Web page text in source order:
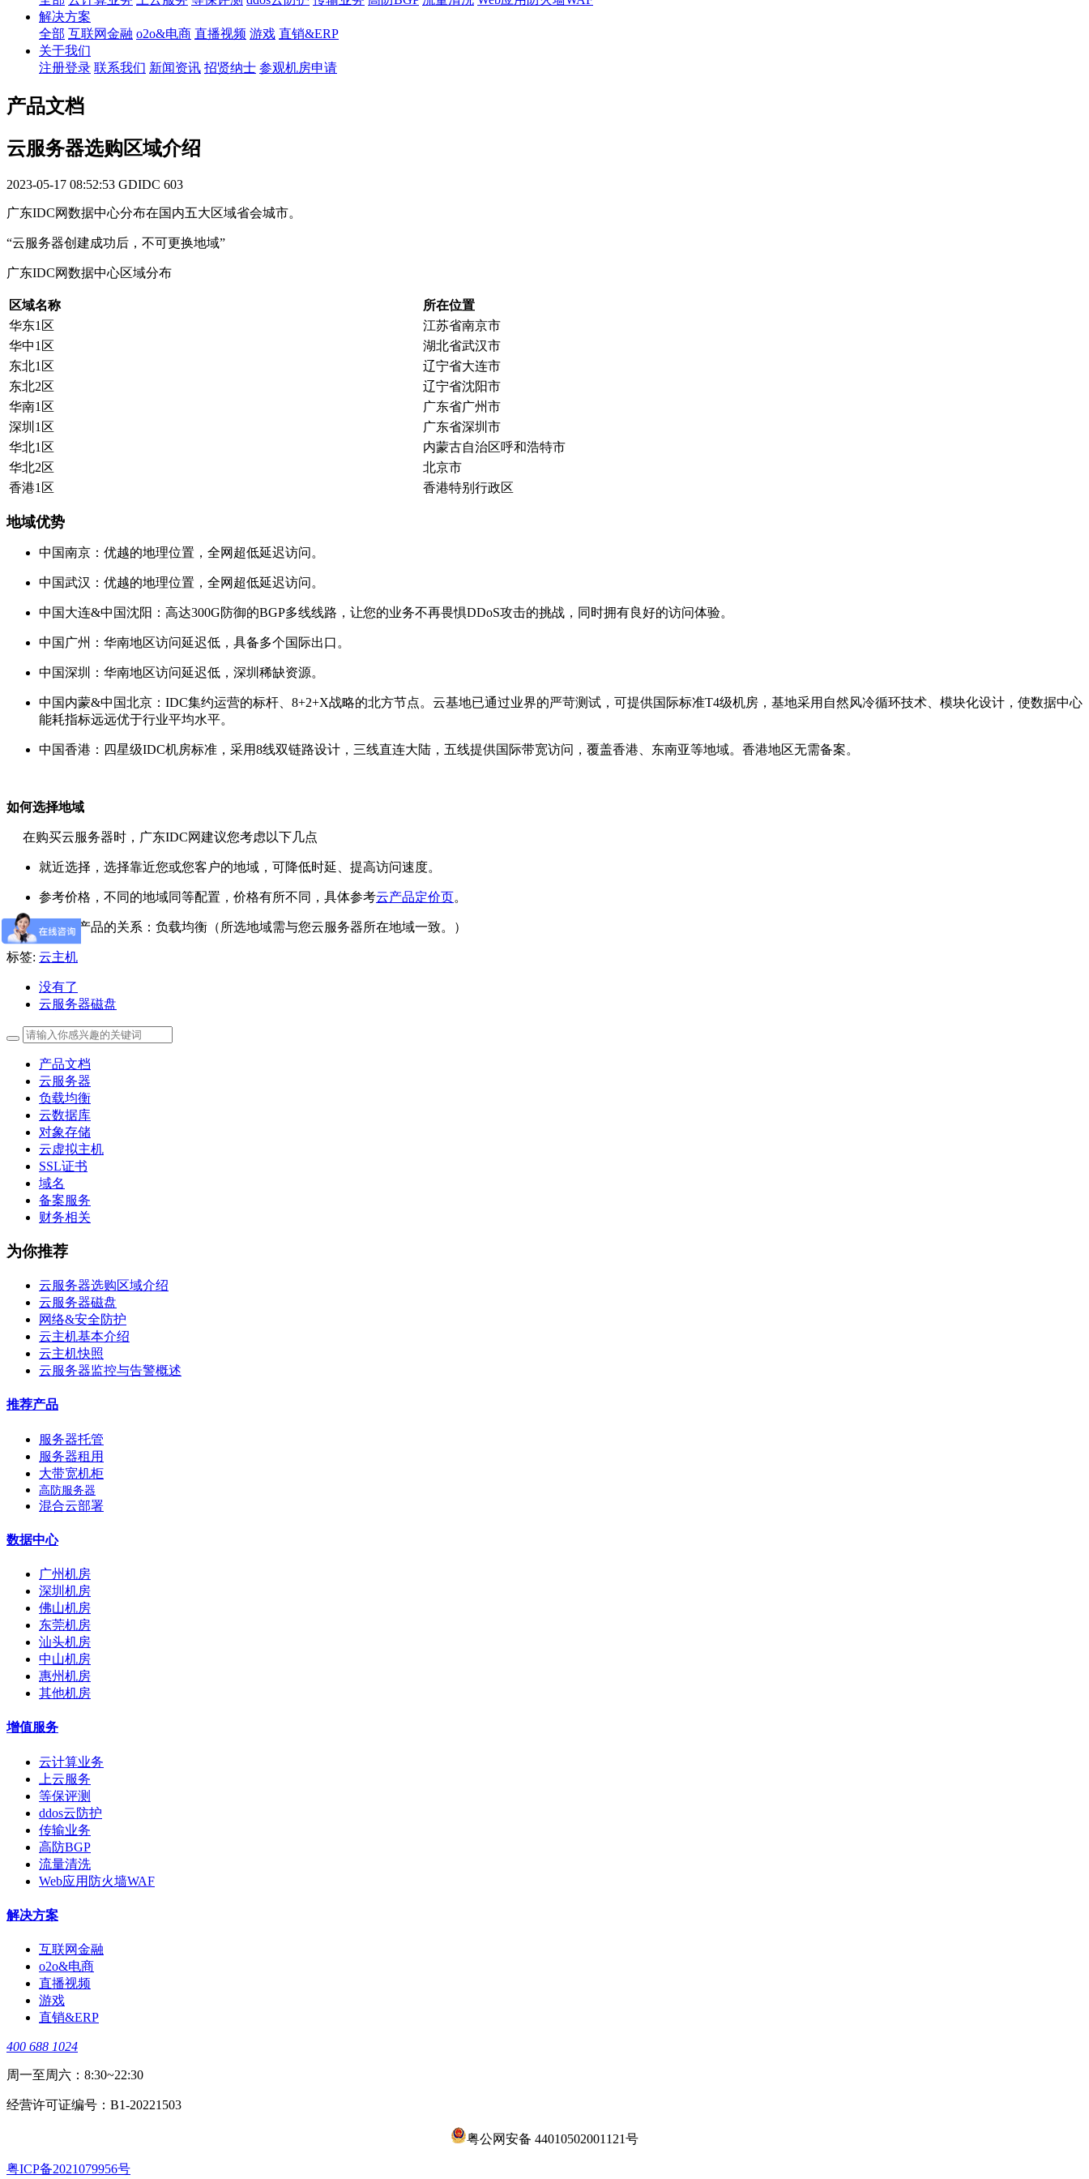
解决方案
全部 互联网金融 o2o&电商 直播视频 游戏 直销&ERP
关于我们
注册登录 联系我们 新闻资讯 招贤纳士 参观机房申请
产品文档
云服务器选购区域介绍
2023-05-17 08:52:53 GDIDC 603
广东IDC网数据中心分布在国内五大区域省会城市。
“云服务器创建成功后，不可更换地域”
广东IDC网数据中心区域分布
区域名称
所在位置
华东1区
江苏省南京市
华中1区
湖北省武汉市
东北1区
辽宁省大连市
东北2区
辽宁省沈阳市
华南1区
广东省广州市
深圳1区
广东省深圳市
华北1区
内蒙古自治区呼和浩特市
华北2区
北京市
香港1区
香港特别行政区
地域优势
中国南京：优越的地理位置，全网超低延迟访问。
中国武汉：优越的地理位置，全网超低延迟访问。
中国大连&中国沈阳：高达300G防御的BGP多线线路，让您的业务不再畏惧DDoS攻击的挑战，同时拥有良好的访问体验。
中国广州：华南地区访问延迟低，具备多个国际出口。
中国深圳：华南地区访问延迟低，深圳稀缺资源。
中国内蒙&中国北京：IDC集约运营的标杆、8+2+X战略的北方节点。云基地已通过业界的严苛测试，可提供国际标准T4级机房，基地采用自然风冷循环技术、模块化设计，使数据中心
能耗指标远远优于行业平均水平。
中国香港：四星级IDC机房标准，采用8线双链路设计，三线直连大陆，五线提供国际带宽访问，覆盖香港、东南亚等地域。香港地区无需备案。
如何选择地域
在购买云服务器时，广东IDC网建议您考虑以下几点
就近选择，选择靠近您或您客户的地域，可降低时延、提高访问速度。
参考价格，不同的地域同等配置，价格有所不同，具体参考云产品定价页。
与其他产品的关系：负载均衡（所选地域需与您云服务器所在地域一致。）
标签: 云主机
没有了
云服务器磁盘
产品文档
云服务器
负载均衡
云数据库
对象存储
云虚拟主机
SSL证书
域名
备案服务
财务相关
为你推荐
云服务器选购区域介绍
云服务器磁盘
网络&安全防护
云主机基本介绍
云主机快照
云服务器监控与告警概述
推荐产品
服务器托管
服务器租用
大带宽机柜
高防服务器
混合云部署
数据中心
广州机房
深圳机房
佛山机房
东莞机房
汕头机房
中山机房
惠州机房
其他机房
增值服务
云计算业务
上云服务
等保评测
ddos云防护
传输业务
高防BGP
流量清洗
Web应用防火墙WAF
解决方案
互联网金融
o2o&电商
直播视频
游戏
直销&ERP
400 688 1024
周一至周六：8:30~22:30
经营许可证编号：B1-20221503
粤公网安备 44010502001121号
​粤ICP备2021079956号